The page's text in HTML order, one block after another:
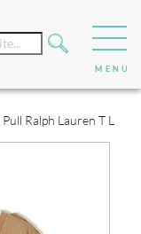
Pull Ralph Lauren T L